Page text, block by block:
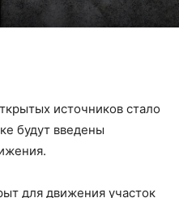
источников стало
будут введены
для движения участок